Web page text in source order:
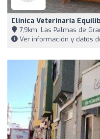
Clínica Veterinaria
7,9km, Las Palmas de
Ver información y datos